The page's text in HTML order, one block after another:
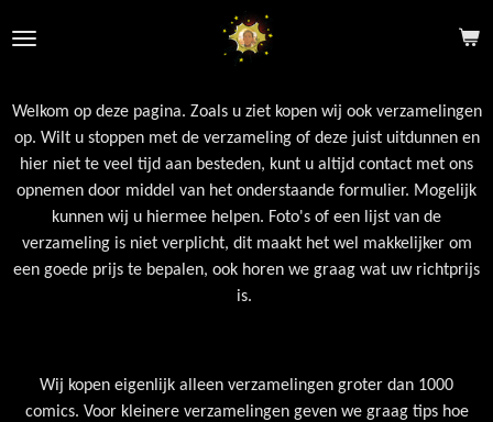
direct
de
hoofdinhoud
Welkom op deze pagina. Zoals u ziet kopen wij ook verzamelingen
op. Wilt u stoppen met de verzameling of deze juist uitdunnen en
hier niet te veel tijd aan besteden, kunt u altijd contact met ons
opnemen door middel van het onderstaande formulier. Mogelijk
kunnen wij u hiermee helpen. Foto's of een lijst van de
verzameling is niet verplicht, dit maakt het wel makkelijker om
een goede prijs te bepalen, ook horen we graag wat uw richtprijs
is.
Wij kopen eigenlijk alleen verzamelingen groter dan 1000
comics. Voor kleinere verzamelingen geven we graag tips hoe